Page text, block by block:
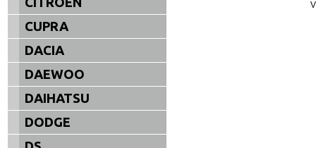
CUPRA
DACIA
DAEWOO
DAIHATSU
DODGE